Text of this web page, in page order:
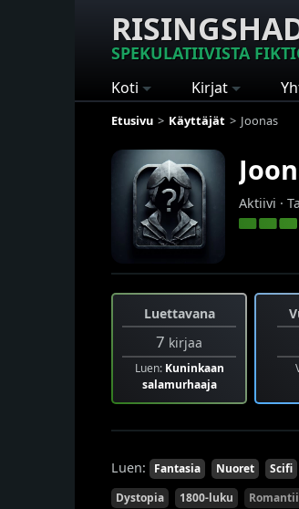
SPEKULATIIVISTA
Koti Kirjat
Etusivu Käyttäjät Joonas
Aktiivi ·
Luettavana
7 kirjaa
Luen: Kuninkaan
salamurhaaja
Luen: Fantasia Nuoret Scifi
Dystopia
1800-luku